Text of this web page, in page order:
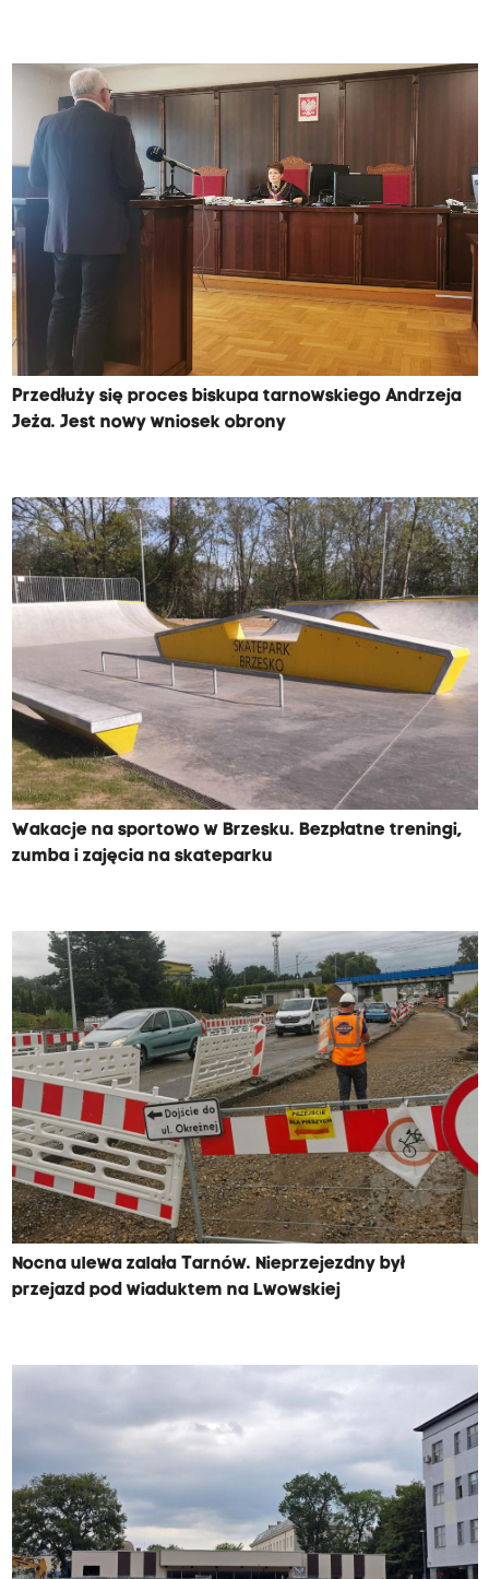
Przedłuży się proces biskupa tarnowskiego Andrzeja
Jeża. Jest nowy wniosek obrony
Wakacje na sportowo w Brzesku. Bezpłatne treningi,
zumba i zajęcia na skateparku
Nocna ulewa zalała Tarnów. Nieprzejezdny był
przejazd pod wiaduktem na Lwowskiej